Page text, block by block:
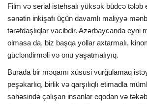
Film və serial istehsalı yüksək büdcə tələb
sənətin inkişafı üçün davamlı maliyyə
tərəfdaşlıqlar vacibdir. Azərbaycanda eyni
olmasa da, biz başqa yollar axtarmalı,
gücləndirməli və onu yaşatmalıyıq.
Burada bir məqamı xüsusi vurğulamaq
peşəkarlıq, birlik və qarşılıqlı etimadla
sahəsində çalışan insanlar eqodan və